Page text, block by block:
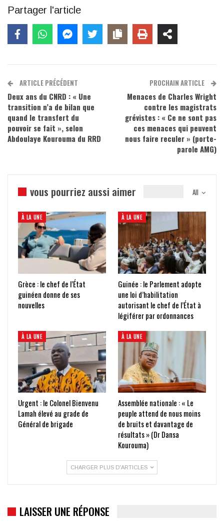
Partager l'article
ARTICLE PRÉCÉDENT
Deux ans du CNRD : « Une
transition n’a de bilan que
quand le transfert du
pouvoir se fait », selon
Abdoulaye Kourouma du RRD
PROCHAIN ARTICLE
Menaces de Charles Wright
contre les magistrats
grévistes : « Ce ne sont pas
ces menaces qui peuvent
nous faire reculer » (porte-
parole AMG)
All
vous pourriez aussi aimer
À LA UNE
Grèce : le chef de l’État
guinéen donne de ses
nouvelles
À LA UNE
Guinée : le Parlement adopte
une loi d’habilitation
autorisant le chef de l’État à
légiférer par ordonnances
À LA UNE
Urgent : le Colonel Bienvenu
Lamah élevé au grade de
Général de brigade
À LA UNE
Assemblée nationale : « Le
peuple attend de nous moins
de bruits et davantage de
résultats » (Dr Dansa
Kourouma)
CHARGER PLUS D'ARTICLES
LAISSER UNE RÉPONSE